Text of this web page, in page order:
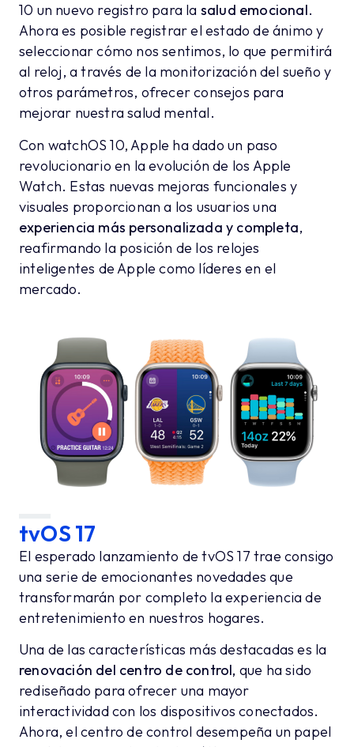
10 un nuevo registro para la salud emocional.
Ahora es posible registrar el estado de ánimo y
seleccionar cómo nos sentimos, lo que permitirá
al reloj, a través de la monitorización del sueño y
otros parámetros, ofrecer consejos para
mejorar nuestra salud mental.
Con watchOS 10, Apple ha dado un paso
revolucionario en la evolución de los Apple
Watch. Estas nuevas mejoras funcionales y
visuales proporcionan a los usuarios una
experiencia más personalizada y completa,
reafirmando la posición de los relojes
inteligentes de Apple como líderes en el
mercado.
tvOS 17
El esperado lanzamiento de tvOS 17 trae consigo
una serie de emocionantes novedades que
transformarán por completo la experiencia de
entretenimiento en nuestros hogares.
Una de las características más destacadas es la
renovación del centro de control, que ha sido
rediseñado para ofrecer una mayor
interactividad con los dispositivos conectados.
Ahora, el centro de control desempeña un papel